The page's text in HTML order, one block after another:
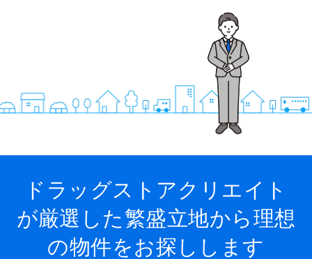
ドラッグストアクリエイト
が厳選した繁盛立地から理想
の物件をお探しします